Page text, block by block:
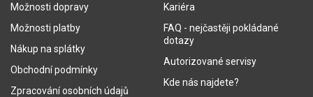
Možnosti dopravy
Možnosti platby
Nákup na splátky
Obchodní podmínky
Zpracování osobních údajů
Kariéra
FAQ - nejčastěji pokládané
dotazy
Autorizované servisy
Kde nás najdete?